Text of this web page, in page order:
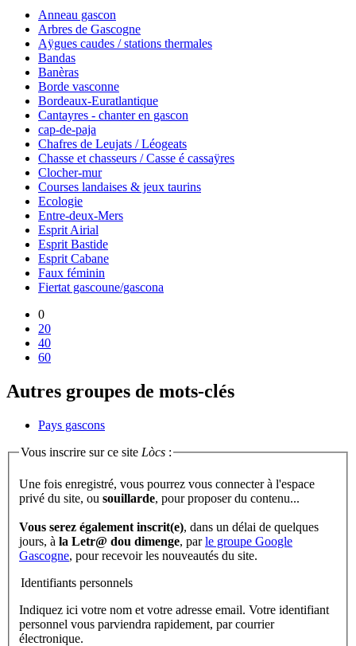
Anneau gascon
Arbres de Gascogne
Aÿgues caudes / stations thermales
Bandas
Banèras
Borde vasconne
Bordeaux-Euratlantique
Cantayres - chanter en gascon
cap-de-paja
Chafres de Leujats / Léogeats
Chasse et chasseurs / Casse é cassaÿres
Clocher-mur
Courses landaises & jeux taurins
Ecologie
Entre-deux-Mers
Esprit Airial
Esprit Bastide
Esprit Cabane
Faux féminin
Fiertat gascoune/gascona
0
20
40
60
Autres groupes de mots-clés
Pays gascons
Vous inscrire sur ce site Lòcs :
Une fois enregistré, vous pourrez vous connecter à l'espace
privé du site, ou souillarde , pour proposer du contenu...
Vous serez également inscrit(e), dans un délai de quelques
jours, à la Letr@ dou dimenge, parle groupe Google
Gascogne, pour recevoir les nouveautés du site.
Identifiants personnels
Indiquez ici votre nom et votre adresse email. Votre identifiant
personnel vous parviendra rapidement, par courrier
électronique.